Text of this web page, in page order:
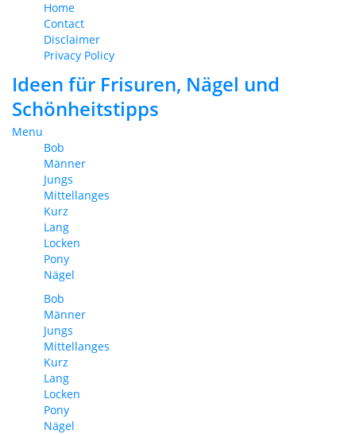
Home
Contact
Disclaimer
Privacy Policy
Ideen für Frisuren, Nägel und
Schönheitstipps
Menu
Bob
Männer
Jungs
Mittellanges
Kurz
Lang
Locken
Pony
Nägel
Bob
Männer
Jungs
Mittellanges
Kurz
Lang
Locken
Pony
Nägel